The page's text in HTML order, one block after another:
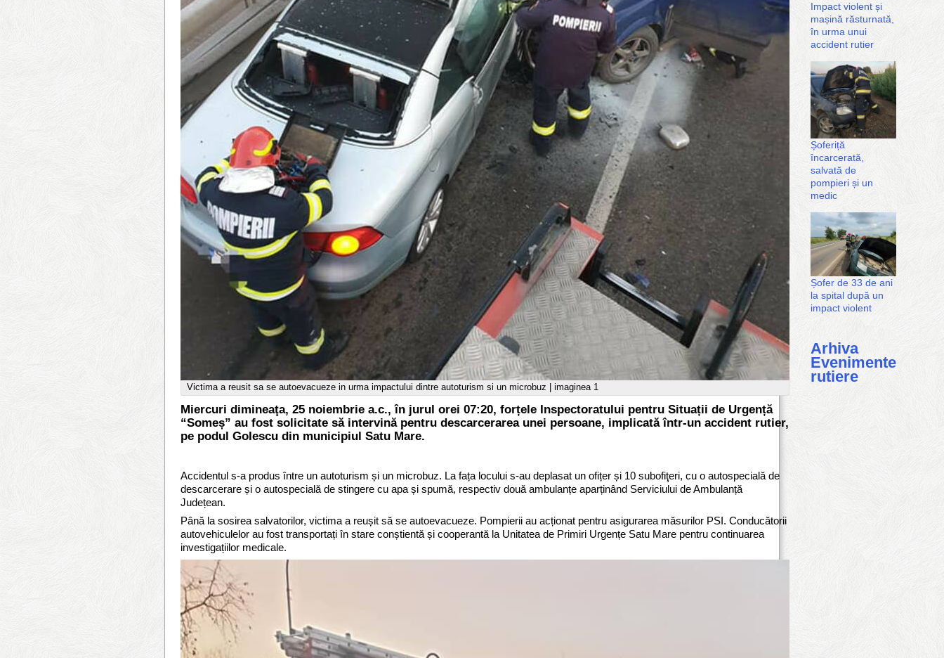
Victima a reusit sa se autoevacueze in urma impactului dintre autoturism si un microbuz | imaginea 1
Miercuri dimineaţa, 25 noiembrie a.c., în jurul orei 07:20, forțele Inspectoratului pentru Situații de Urgență
“Someș” au fost solicitate să intervină pentru descarcerarea unei persoane, implicată într-un accident rutier,
pe podul Golescu din municipiul Satu Mare.
Accidentul s-a produs între un autoturism și un microbuz. La fața locului s-au deplasat un ofițer și 10 subofiţeri, cu o autospecială de
descarcerare și o autospecială de stingere cu apa și spumă, respectiv două ambulanțe aparținând Serviciului de Ambulanță
Județean.
Până la sosirea salvatorilor, victima a reușit să se autoevacueze. Pompierii au acționat pentru asigurarea măsurilor PSI. Conducătorii
autovehiculelor au fost transportați în stare conștientă și cooperantă la Unitatea de Primiri Urgențe Satu Mare pentru continuarea
investigațiilor medicale.
Impact violent și
mașină răsturnată,
în urma unui
accident rutier
Șoferiță
încarcerată,
salvată de
pompieri și un
medic
Șofer de 33 de ani
la spital după un
impact violent
Arhiva
Evenimente
rutiere